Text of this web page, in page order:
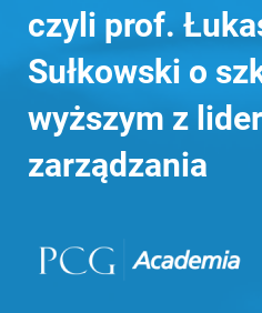
czyli prof.
Sułkowski o
wyższym z
zarządzania